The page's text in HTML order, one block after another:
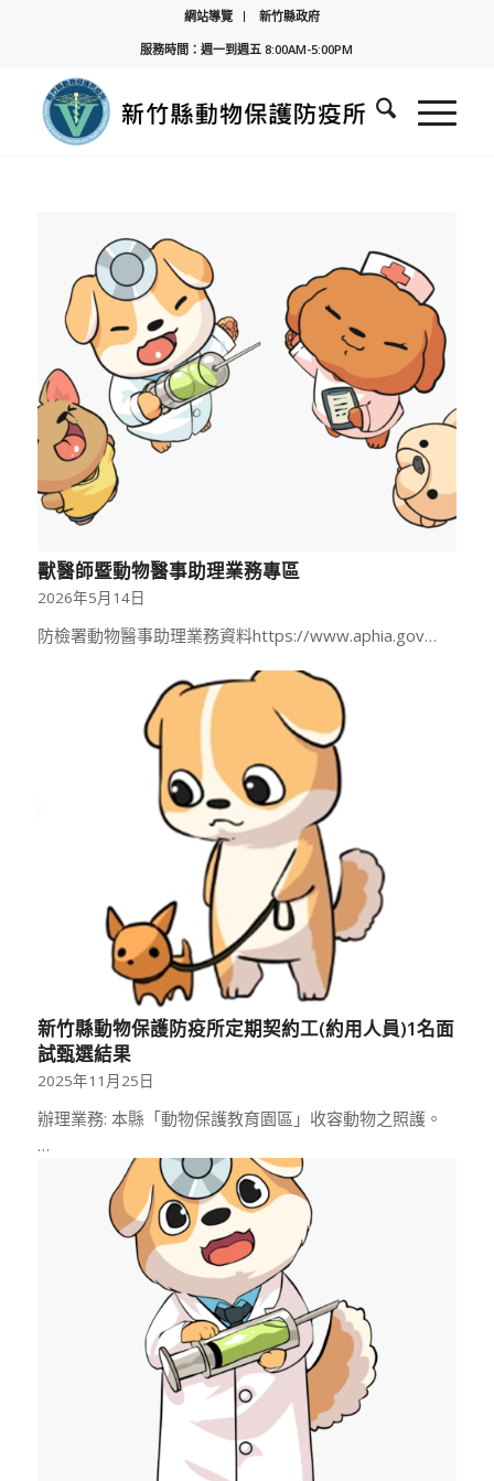
網站導覽
新竹縣政府
服務時間：週一到週五 8:00AM-5:00PM
獸醫師暨動物醫事助理業務專區
2026年5月14日
防檢署動物醫事助理業務資料https://www.aphia.gov…
新竹縣動物保護防疫所定期契約工(約用人員)1名面
試甄選結果
2025年11月25日
辦理業務: 本縣「動物保護教育園區」收容動物之照護。
…